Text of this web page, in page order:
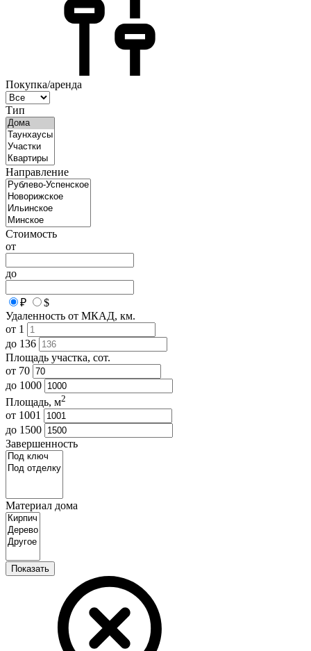
Покупка/аренда
Тип
Направление
Стоимость
от
до
₽
$
Удаленность от МКАД, км.
от 1
до 136
Площадь участка, сот.
от 70
до 1000
Площадь, м2
от 1001
до 1500
Завершенность
Материал дома
Показать